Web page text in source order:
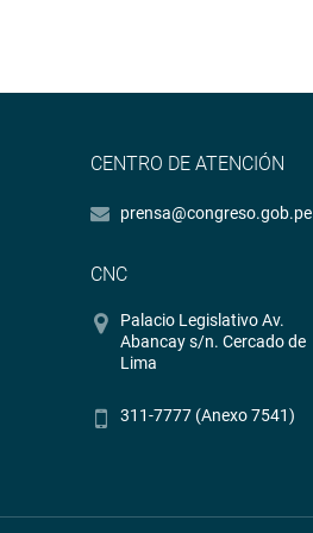
CENTRO DE ATENCIÓN
prensa@congreso.gob.pe
CNC
Palacio Legislativo Av.
Abancay s/n. Cercado de
Lima
311-7777 (Anexo 7541)